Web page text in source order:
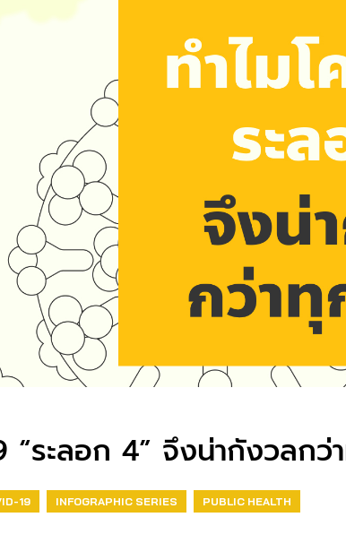
“ระลอก 4” จึงน่ากังวลกว่
19 INFOGRAPHIC SERIES PUBLIC HEALTH